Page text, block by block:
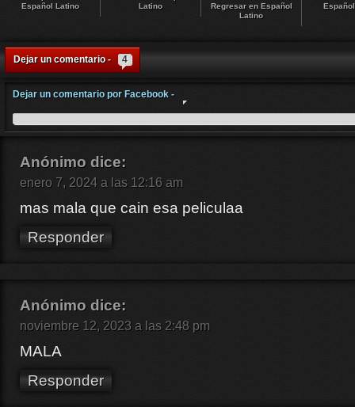
Español Latino
Latino
Regresar en Español
Latino
Dejar un comentario - 4
Dejar un comentario por Facebook -
Anónimo dice:
enero 7, 2024 a las 12:16 am
mas mala que cain esa peliculaa
Responder
Anónimo dice:
noviembre 12, 2023 a las 2:48 pm
MALA
Responder